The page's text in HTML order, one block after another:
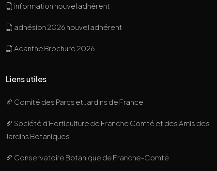
information nouvel adhérent
adhésion 2026 nouvel adhérent
Acanthe Brochure 2026
Liens utiles
Comité des Parcs et Jardins de France
Société d’Horticulture de Franche Comté et des Amis des
Jardins Botaniques
Conservatoire Botanique de Franche-Comté